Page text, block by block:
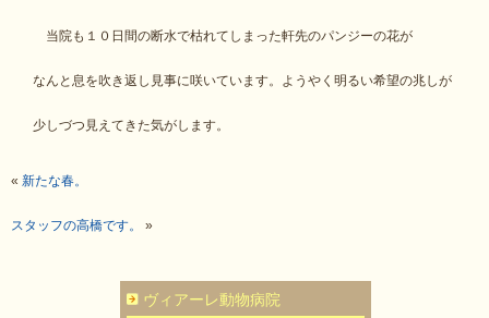
当院も１０日間の断水で枯れてしまった軒先のパンジーの花が
なんと息を吹き返し見事に咲いています。ようやく明るい希望の兆しが
少しづつ見えてきた気がします。
« 新たな春。
スタッフの高橋です。 »
ヴィアーレ動物病院